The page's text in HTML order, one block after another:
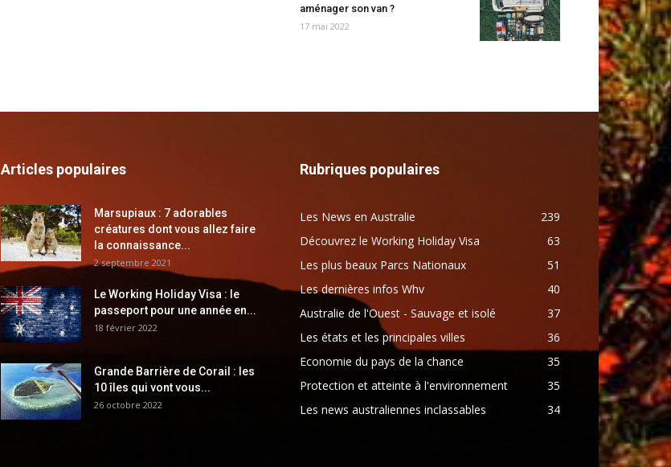
aménager son van ?
17 mai 2022
Articles populaires
Marsupiaux : 7 adorables
créatures dont vous allez faire
la connaissance...
2 septembre 2021
Le Working Holiday Visa : le
passeport pour une année en...
18 février 2022
Grande Barrière de Corail : les
10 îles qui vont vous...
26 octobre 2022
Rubriques populaires
Les News en Australie
239
Découvrez le Working Holiday Visa
63
Les plus beaux Parcs Nationaux
51
Les dernières infos Whv
40
Australie de l'Ouest - Sauvage et isolé
37
Les états et les principales villes
36
Economie du pays de la chance
35
Protection et atteinte à l'environnement
35
Les news australiennes inclassables
34